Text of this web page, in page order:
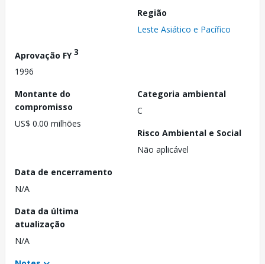
Região
Leste Asiático e Pacífico
Aprovação FY3
1996
Montante do
compromisso
US$ 0.00 milhões
Categoria ambiental
C
Risco Ambiental e Social
Não aplicável
Data de encerramento
N/A
Data da última
atualização
N/A